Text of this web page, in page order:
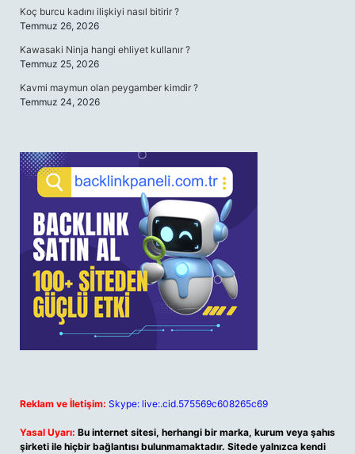
Koç burcu kadını ilişkiyi nasıl bitirir ?
Temmuz 26, 2026
Kawasaki Ninja hangi ehliyet kullanır ?
Temmuz 25, 2026
Kavmi maymun olan peygamber kimdir ?
Temmuz 24, 2026
Reklam ve İletişim: Skype: live:.cid.575569c608265c69
Yasal Uyarı: Bu internet sitesi, herhangi bir marka, kurum veya şahıs
şirketi ile hiçbir bağlantısı bulunmamaktadır. Sitede yalnızca kendi